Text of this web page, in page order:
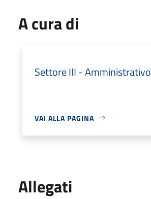
A cura di
Settore III - Amministrativo
VAI ALLA PAGINA
Allegati